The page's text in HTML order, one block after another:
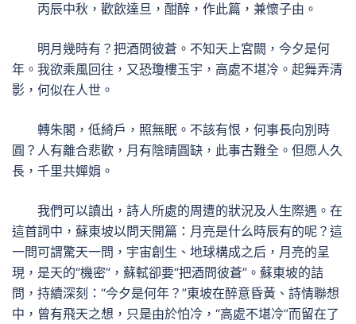
丙辰中秋，歡飲達旦，酣醉，作此篇，兼懷子由。
明月幾時有？把酒問彼蒼。不知天上宮闕，今夕是何
年。我欲乘風回往，又恐瓊樓玉宇，高處不堪冷。起舞弄清
影，何似在人世。
轉朱閣，低綺戶，照無眠。不該有恨，何事長向別時
圓？人有離合悲歡，月有陰晴圓缺，此事古難全。但愿人久
長，千里共嬋娟。
我們可以讀出，詩人所處的周遭的狀況及人生際遇。在
這首詞中，蘇東坡以問天開篇：月亮是什么時辰有的呢？這
一問可謂驚天一問，宇宙創生、地球構成之后，月亮的呈
現，是天的“機密”，蘇軾卻要“把酒問彼蒼”。蘇東坡的詰
問，持續深刻：“今夕是何年？”東坡在醉意昏黃、詩情聯想
中，曾有飛天之想，只是由於怕冷，“高處不堪冷”而留在了